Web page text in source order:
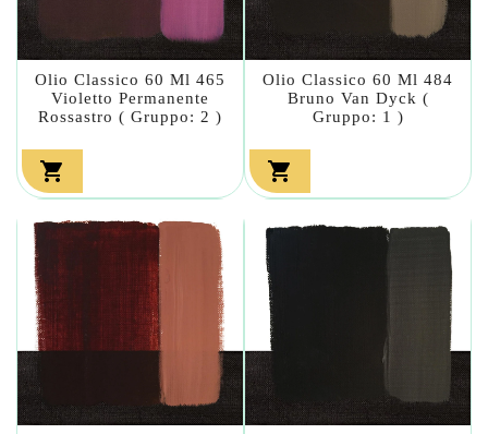
Olio Classico 60 Ml 465
Violetto Permanente
Rossastro ( Gruppo: 2 )

Olio Classico 60 Ml 484
Bruno Van Dyck (
Gruppo: 1 )
